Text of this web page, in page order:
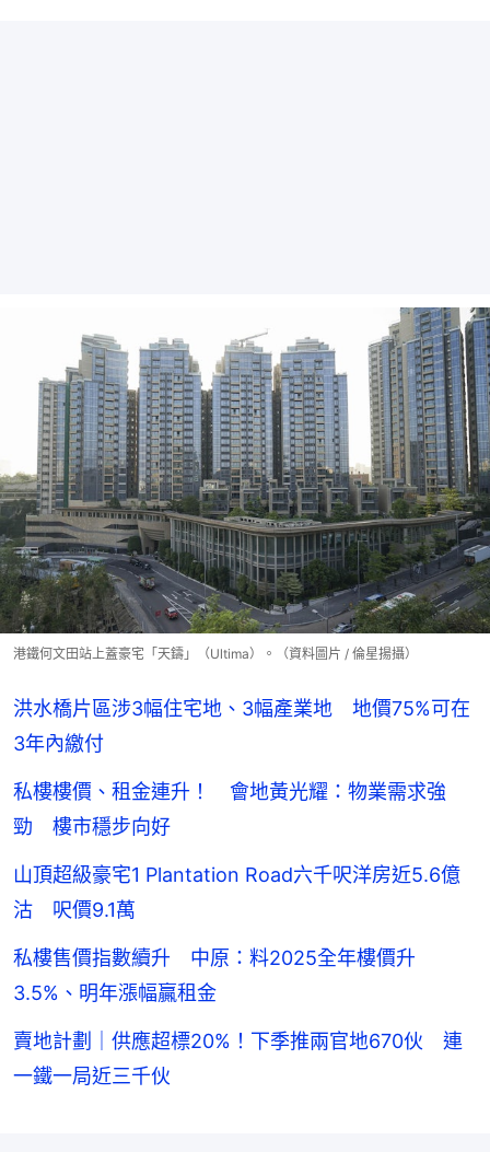
港鐵何文田站上蓋豪宅「天鑄」（Ultima）。（資料圖片 / 倫星揚攝）
洪水橋片區涉3幅住宅地、3幅產業地 地價75%可在
3年內繳付
私樓樓價、租金連升！ 會地黃光耀：物業需求強
勁 樓市穩步向好
山頂超級豪宅1 Plantation Road六千呎洋房近5.6億
沽 呎價9.1萬
私樓售價指數續升 中原：料2025全年樓價升
3.5%、明年漲幅贏租金
賣地計劃｜供應超標20%！下季推兩官地670伙 連
一鐵一局近三千伙